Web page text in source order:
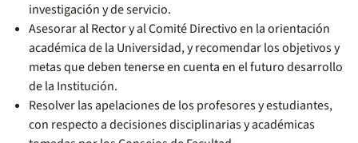
investigación y de servicio.
Asesorar al Rector y al Comité Directivo en la orientación
académica de la Universidad, y recomendar los objetivos y
metas que deben tenerse en cuenta en el futuro desarrollo
de la Institución.
Resolver las apelaciones de los profesores y estudiantes,
con respecto a decisiones disciplinarias y académicas